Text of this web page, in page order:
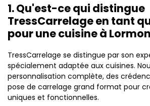
1. Qu'est-ce qui distingue
TressCarrelage en tant
pour une cuisine à
TressCarrelage se distingue par son
spécialement adaptée aux cuisines.
personnalisation complète, des
pose de carrelage grand format pour
uniques et fonctionnelles.